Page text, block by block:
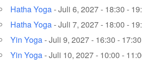
Hatha Yoga- Juli 6, 2027 - 18:30 -
Hatha Yoga- Juli 7, 2027 - 18:00 -
Yin Yoga- Juli 9, 2027 - 16:30 - 17:30
Yin Yoga- Juli 10, 2027 - 10:00 -